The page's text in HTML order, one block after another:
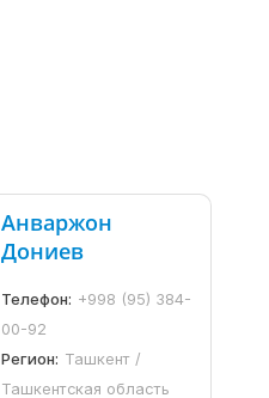
Анваржон
Дониев
Телефон: +998 (95) 384-
00-92
Регион: Ташкент /
Ташкентская область